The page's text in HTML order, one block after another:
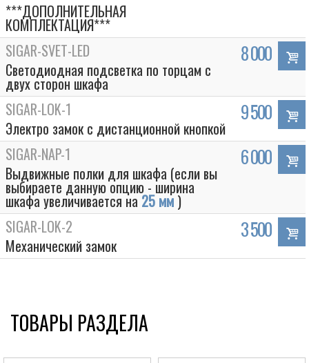
***ДОПОЛНИТЕЛЬНАЯ
КОМПЛЕКТАЦИЯ***
SIGAR-SVET-LED
Светодиодная подсветка по торцам с
двух сторон шкафа
8 000
SIGAR-LOK-1
Электро замок с дистанционной кнопкой
9 500
SIGAR-NAP-1
Выдвижные полки для шкафа (если вы
выбираете данную опцию - ширина
шкафа увеличивается на 25 мм )
6 000
SIGAR-LOK-2
Механический замок
3 500
ТОВАРЫ РАЗДЕЛА